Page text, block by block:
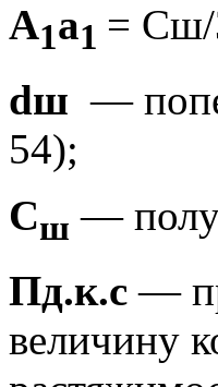
А1а1 = Сш/
dш —
54);
Сш —
Пд.к.с —
величину